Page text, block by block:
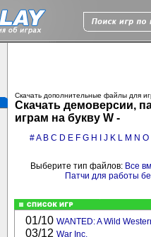
Скачать дополнительные файлы для
Скачать демоверсии,
играм на букву W -
#A B C D E F G H J K L M N O
Выберите тип файлов: Все
Патчи для работы
01/10 WANTED: A Wild
03/12 War Inc.